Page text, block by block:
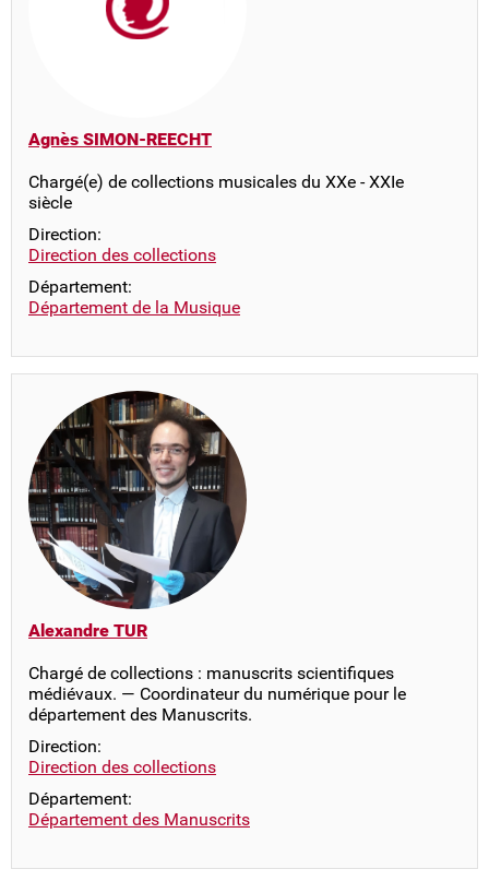
Agnès SIMON-REECHT
Chargé(e) de collections musicales du XXe - XXIe
siècle
Direction:
Direction des collections
Département:
Département de la Musique
Alexandre TUR
Chargé de collections : manuscrits scientifiques
médiévaux. — Coordinateur du numérique pour le
département des Manuscrits.
Direction:
Direction des collections
Département:
Département des Manuscrits